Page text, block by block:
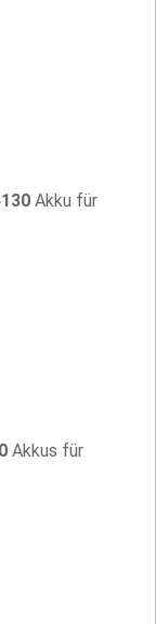
Akku für
Akkus für